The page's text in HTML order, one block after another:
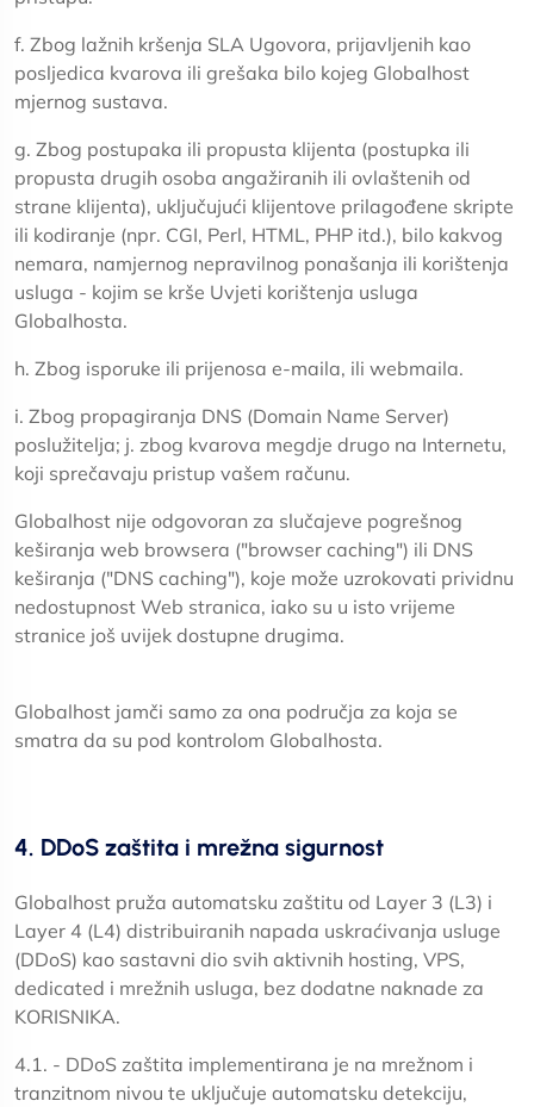
f. Zbog lažnih kršenja SLA Ugovora, prijavljenih kao
posljedica kvarova ili grešaka bilo kojeg Globalhost
mjernog sustava.
g. Zbog postupaka ili propusta klijenta (postupka ili
propusta drugih osoba angažiranih ili ovlaštenih od
strane klijenta), uključujući klijentove prilagođene skripte
ili kodiranje (npr. CGI, Perl, HTML, PHP itd.), bilo kakvog
nemara, namjernog nepravilnog ponašanja ili korištenja
usluga - kojim se krše Uvjeti korištenja usluga
Globalhosta.
h. Zbog isporuke ili prijenosa e-maila, ili webmaila.
i. Zbog propagiranja DNS (Domain Name Server)
poslužitelja; j. zbog kvarova megdje drugo na Internetu,
koji sprečavaju pristup vašem računu.
Globalhost nije odgovoran za slučajeve pogrešnog
keširanja web browsera ("browser caching") ili DNS
keširanja ("DNS caching"), koje može uzrokovati prividnu
nedostupnost Web stranica, iako su u isto vrijeme
stranice još uvijek dostupne drugima.
Globalhost jamči samo za ona područja za koja se
smatra da su pod kontrolom Globalhosta.
4. DDoS zaštita i mrežna sigurnost
Globalhost pruža automatsku zaštitu od Layer 3 (L3) i
Layer 4 (L4) distribuiranih napada uskraćivanja usluge
(DDoS) kao sastavni dio svih aktivnih hosting, VPS,
dedicated i mrežnih usluga, bez dodatne naknade za
KORISNIKA.
4.1. - DDoS zaštita implementirana je na mrežnom i
tranzitnom nivou te uključuje automatsku detekciju,